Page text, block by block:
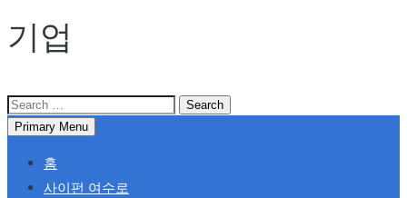
기업
Search
for:Primary Menu
홈
사이펀 여수로